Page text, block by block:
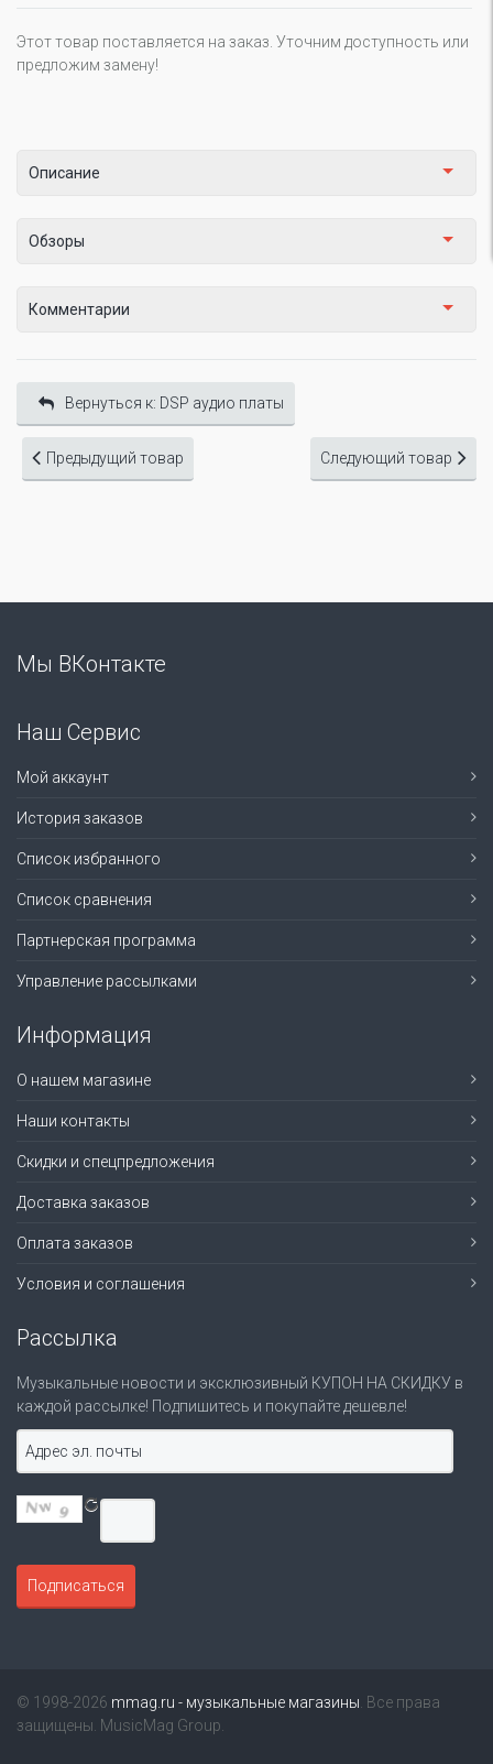
Этот товар поставляется на заказ. Уточним доступность или
предложим замену!
Описание
Обзоры
Комментарии
Вернуться к: DSP аудио платы
Предыдущий товар Следующий товар
Мы ВКонтакте
Наш Сервис
Мой аккаунт
История заказов
Список избранного
Список сравнения
Партнерская программа
Управление рассылками
Информация
О нашем магазине
Наши контакты
Скидки и спецпредложения
Доставка заказов
Оплата заказов
Условия и соглашения
Рассылка
Музыкальные новости и эксклюзивный КУПОН НА СКИДКУ в
каждой рассылке! Подпишитесь и покупайте дешевле!
© 1998-2026 mmag.ru - музыкальные магазины . Все права
защищены. MusicMag Group.